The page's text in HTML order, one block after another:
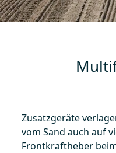
Zusatzgeräte
vom Sand auch auf
Frontkraftheber